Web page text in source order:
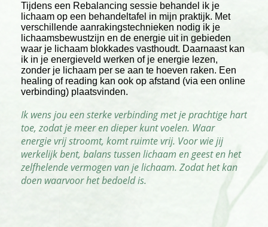
Tijdens een Rebalancing sessie behandel ik je
lichaam op een behandeltafel in mijn praktijk. Met
verschillende aanrakingstechnieken nodig ik je
lichaamsbewustzijn en de energie uit in gebieden
waar je lichaam blokkades vasthoudt. Daarnaast kan
ik in je energieveld werken of je energie lezen,
zonder je lichaam per se aan te hoeven raken. Een
healing of reading kan ook op afstand (via een online
verbinding) plaatsvinden.
Ik wens jou een sterke verbinding met je prachtige hart
toe, zodat je meer en dieper kunt voelen. Waar
energie vrij stroomt, komt ruimte vrij. Voor wie jij
werkelijk bent, balans tussen lichaam en geest en het
zelfhelende vermogen van je lichaam. Zodat het kan
doen waarvoor het bedoeld is.